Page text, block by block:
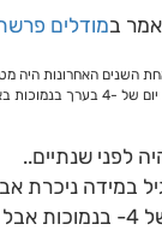
אמר במודלים
השנים האחרונות היה
באותו מרץ
לפני שנתיים..
במידה ניכרת